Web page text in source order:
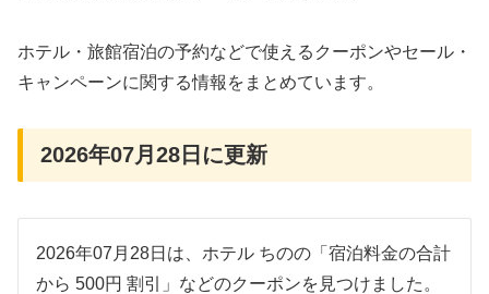
ホテル・旅館宿泊の予約などで使えるクーポンやセール・
キャンペーンに関する情報をまとめています。
2026年07月28日に更新
2026年07月28日は、ホテル ちのの「宿泊料金の合計
から 500円 割引」などのクーポンを見つけました。